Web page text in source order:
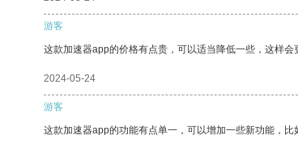
游客
这款加速器app的价格有点贵，可以适当降低一些，这样会
2024-05-24
游客
这款加速器app的功能有点单一，可以增加一些新功能，比